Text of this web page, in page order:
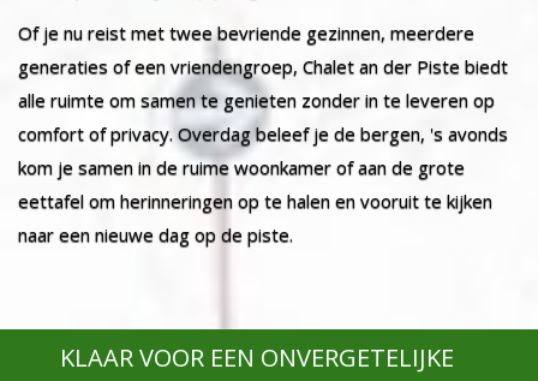
Of je nu reist met twee bevriende gezinnen, meerdere
generaties of een vriendengroep, Chalet an der Piste biedt
alle ruimte om samen te genieten zonder in te leveren op
comfort of privacy. Overdag beleef je de bergen, 's avonds
kom je samen in de ruime woonkamer of aan de grote
eettafel om herinneringen op te halen en vooruit te kijken
naar een nieuwe dag op de piste.
KLAAR VOOR EEN ONVERGETELIJKE